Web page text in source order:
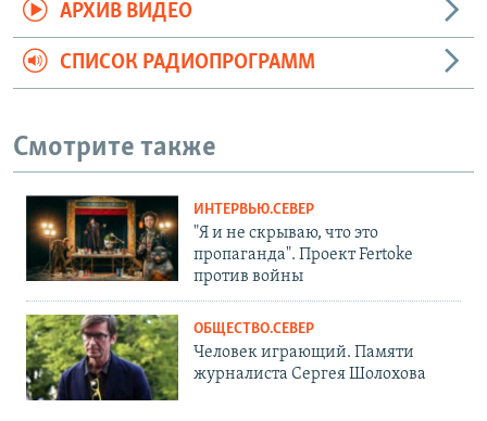
АРХИВ ВИДЕО
СПИСОК РАДИОПРОГРАММ
Смотрите также
ИНТЕРВЬЮ.СЕВЕР
"Я и не скрываю, что это
пропаганда". Проект Fertoke
против войны
ОБЩЕСТВО.СЕВЕР
Человек играющий. Памяти
журналиста Сергея Шолохова